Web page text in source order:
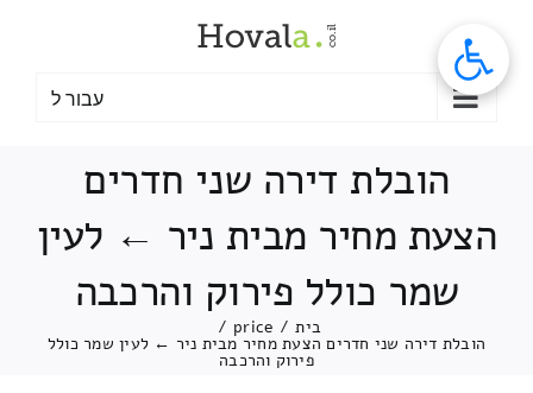
עבור ל
הובלת דירה שני חדרים
הצעת מחיר מבית ניר ← לעין
שמר כולל פירוק והרכבה
בית /
price
/
הובלת דירה שני חדרים הצעת מחיר מבית ניר ← לעין שמר כולל
פירוק והרכבה